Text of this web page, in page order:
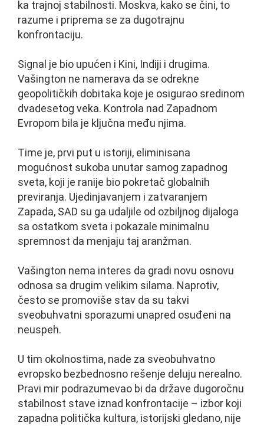
ka trajnoj stabilnosti. Moskva, kako se čini, to
razume i priprema se za dugotrajnu
konfrontaciju.
Signal je bio upućen i Kini, Indiji i drugima.
Vašington ne namerava da se odrekne
geopolitičkih dobitaka koje je osigurao sredinom
dvadesetog veka. Kontrola nad Zapadnom
Evropom bila je ključna među njima.
Time je, prvi put u istoriji, eliminisana
mogućnost sukoba unutar samog zapadnog
sveta, koji je ranije bio pokretač globalnih
previranja. Ujedinjavanjem i zatvaranjem
Zapada, SAD su ga udaljile od ozbiljnog dijaloga
sa ostatkom sveta i pokazale minimalnu
spremnost da menjaju taj aranžman.
Vašington nema interes da gradi novu osnovu
odnosa sa drugim velikim silama. Naprotiv,
često se promoviše stav da su takvi
sveobuhvatni sporazumi unapred osuđeni na
neuspeh.
U tim okolnostima, nade za sveobuhvatno
evropsko bezbednosno rešenje deluju nerealno.
Pravi mir podrazumevao bi da države dugoročnu
stabilnost stave iznad konfrontacije – izbor koji
zapadna politička kultura, istorijski gledano, nije